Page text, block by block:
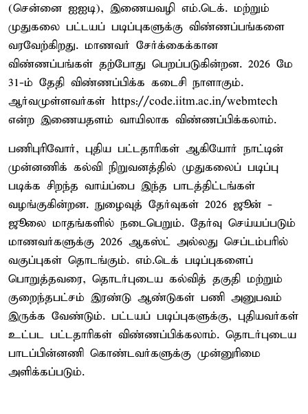
(சென்னை ஐஐடி), இணையவழி எம்.டெக். மற்றும்
முதுகலை பட்டயப் படிப்புகளுக்கு விண்ணப்பங்களை
வரவேற்கிறது. மாணவர் சேர்க்கைக்கான
விண்ணப்பங்கள் தற்போது பெறப்படுகின்றன. 2026 மே
31-ம் தேதி விண்ணப்பிக்க கடைசி நாளாகும்.
ஆர்வமுள்ளவர்கள் https://code.iitm.ac.in/webmtech
என்ற இணையதளம் வாயிலாக விண்ணப்பிக்கலாம்.
பணிபுரிவோர், புதிய பட்டதாரிகள் ஆகியோர் நாட்டின்
முன்னணிக் கல்வி நிறுவனத்தில் முதுகலைப் படிப்பு
படிக்க சிறந்த வாய்ப்பை இந்த பாடத்திட்டங்கள்
வழங்குகின்றன. நுழைவுத் தேர்வுகள் 2026 ஜூன் -
ஜூலை மாதங்களில் நடைபெறும். தேர்வு செய்யப்படும்
மாணவர்களுக்கு 2026 ஆகஸ்ட் அல்லது செப்டம்பரில்
வகுப்புகள் தொடங்கும். எம்.டெக் படிப்புகளைப்
பொறுத்தவரை, தொடர்புடைய கல்வித் தகுதி மற்றும்
குறைந்தபட்சம் இரண்டு ஆண்டுகள் பணி அனுபவம்
இருக்க வேண்டும். பட்டயப் படிப்புகளுக்கு, புதியவர்கள்
உட்பட பட்டதாரிகள் விண்ணப்பிக்கலாம். தொடர்புடைய
பாடப்பின்னணி கொண்டவர்களுக்கு முன்னுரிமை
அளிக்கப்படும்.